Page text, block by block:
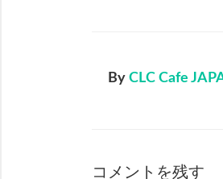
By CLC Cafe
コメントを残す